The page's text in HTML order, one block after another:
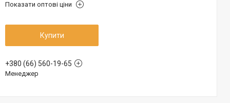
Показати оптові ціни
Купити
+380 (66) 560-19-65
Менеджер